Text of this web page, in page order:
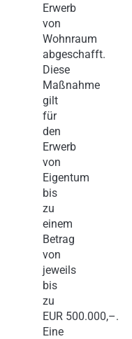
Erwerb
von
Wohnraum
abgeschafft.
Diese
Maßnahme
gilt
für
den
Erwerb
von
Eigentum
bis
zu
einem
Betrag
von
jeweils
bis
zu
EUR 500.000,–.
Eine